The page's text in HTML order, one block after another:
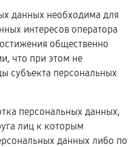
данных необходима для
интересов оператора
общественно
что при этом не
субъекта персональных
персональных данных,
лиц к которым
данных либо по